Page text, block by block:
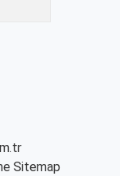
Sitemap